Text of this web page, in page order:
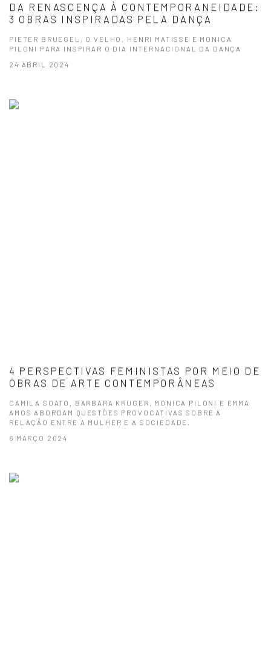
DA RENASCENÇA À CONTEMPORANEIDADE:
3 OBRAS INSPIRADAS PELA DANÇA
PIETER BRUEGEL, O VELHO, HENRI MATISSE E MONICA
PILONI PARA INSPIRAR O DIA INTERNACIONAL DA DANÇA
24 ABRIL 2024
4 PERSPECTIVAS FEMINISTAS POR MEIO DE
OBRAS DE ARTE CONTEMPORÂNEAS
CAMILA SOATO, BARBARA KRUGER, MONICA PILONI E EMMA
AMOS ABORDAM QUESTÕES PROVOCATIVAS SOBRE A
RELAÇÃO ENTRE A MULHER E A SOCIEDADE.
6 MARÇO 2024